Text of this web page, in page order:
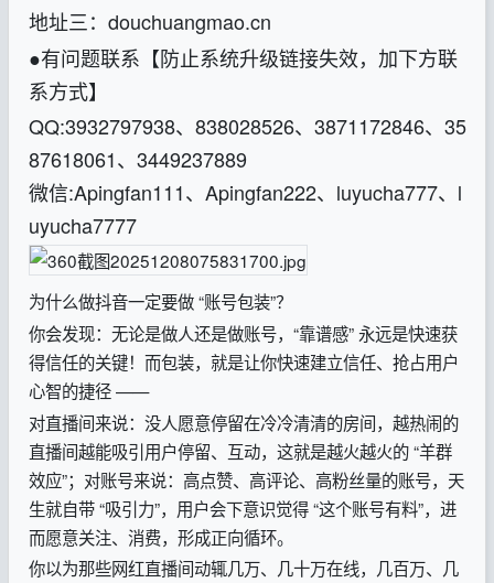
地址三：douchuangmao.cn
●有问题联系【防止系统升级链接失效，加下方联
系方式】
QQ:3932797938、838028526、3871172846、35
87618061、3449237889
微信:Apingfan111、Apingfan222、luyucha777、l
uyucha7777
为什么做抖音一定要做 “账号包装”？
你会发现：无论是做人还是做账号，“靠谱感” 永远是快速获
得信任的关键！而包装，就是让你快速建立信任、抢占用户
心智的捷径 ——
对直播间来说：没人愿意停留在冷冷清清的房间，越热闹的
直播间越能吸引用户停留、互动，这就是越火越火的 “羊群
效应”；对账号来说：高点赞、高评论、高粉丝量的账号，天
生就自带 “吸引力”，用户会下意识觉得 “这个账号有料”，进
而愿意关注、消费，形成正向循环。
你以为那些网红直播间动辄几万、几十万在线，几百万、几